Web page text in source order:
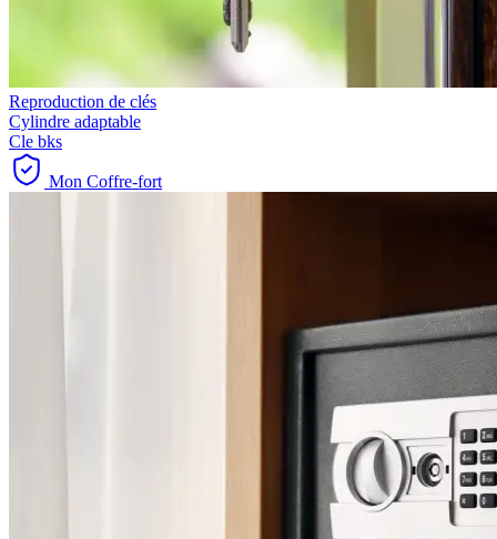
Reproduction de clés
Cylindre adaptable
Cle bks
Mon Coffre-fort